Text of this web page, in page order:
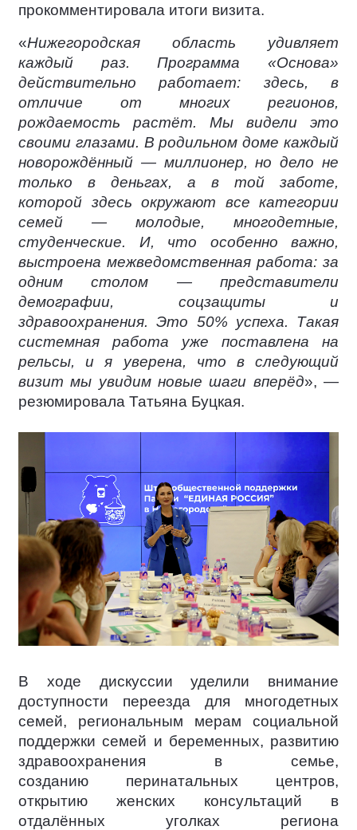
прокомментировала итоги визита.
«Нижегородская область удивляет
каждый раз. Программа «Основа»
действительно работает: здесь, в
отличие от многих регионов,
рождаемость растёт. Мы видели это
своими глазами. В родильном доме каждый
новорождённый — миллионер, но дело не
только в деньгах, а в той заботе,
которой здесь окружают все категории
семей — молодые, многодетные,
студенческие. И, что особенно важно,
выстроена межведомственная работа: за
одним столом — представители
демографии, соцзащиты и
здравоохранения. Это 50% успеха. Такая
системная работа уже поставлена на
рельсы, и я уверена, что в следующий
визит мы увидим новые шаги вперёд», —
резюмировала Татьяна Буцкая.
В ходе дискуссии уделили внимание
доступности переезда для многодетных
семей, региональным мерам социальной
поддержки семей и беременных, развитию
здравоохранения в семье,
созданию перинатальных центров,
открытию женских консультаций в
отдалённых уголках региона